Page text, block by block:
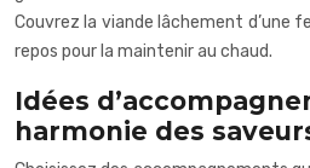
Couvrez la viande lâchement d’une
repos pour la maintenir au chaud.
Idées
harmonie des